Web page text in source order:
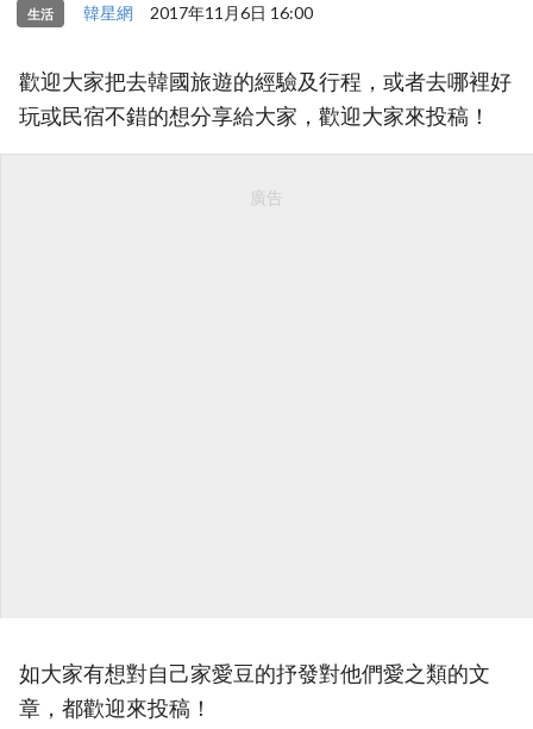
生活 韓星網 2017年11月6日 16:00
歡迎大家把去韓國旅遊的經驗及行程，或者去哪裡好
玩或民宿不錯的想分享給大家，歡迎大家來投稿！
廣告
如大家有想對自己家愛豆的抒發對他們愛之類的文
章，都歡迎來投稿！